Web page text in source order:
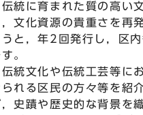
伝統に育まれた質の高い
，文化資源の貴重さを再
うと，年2回発行し，区
。
統文化や伝統工芸等に
られる区民の方々等を紹
，史蹟や歴史的な背景を